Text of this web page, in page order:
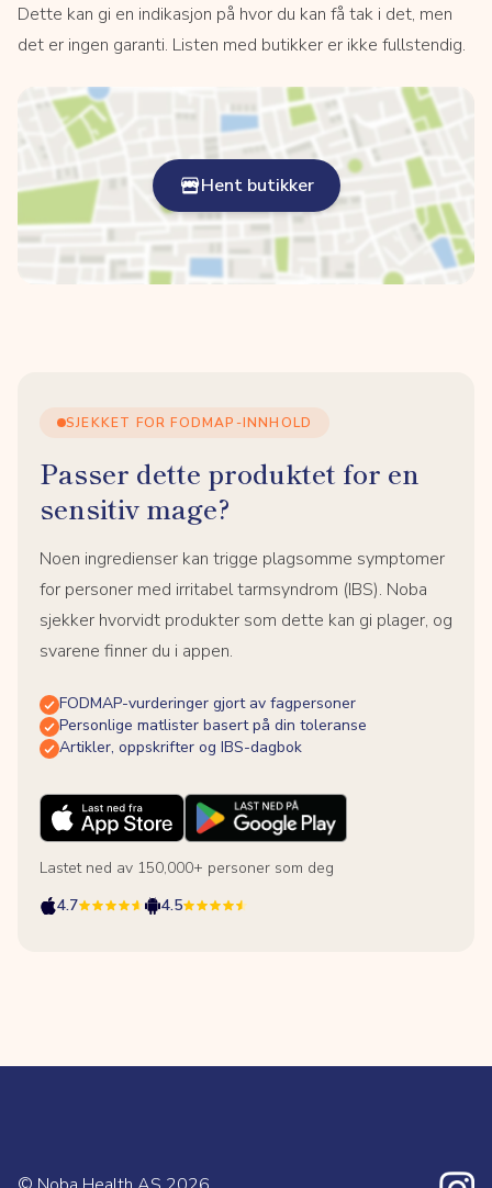
Dette kan gi en indikasjon på hvor du kan få tak i det, men
det er ingen garanti. Listen med butikker er ikke fullstendig.
Hent butikker
SJEKKET FOR FODMAP-INNHOLD
Passer dette produktet for en
sensitiv mage?
Noen ingredienser kan trigge plagsomme symptomer
for personer med irritabel tarmsyndrom (IBS). Noba
sjekker hvorvidt produkter som dette kan gi plager, og
svarene finner du i appen.
FODMAP-vurderinger gjort av fagpersoner
Personlige matlister basert på din toleranse
Artikler, oppskrifter og IBS-dagbok
Lastet ned av 150,000+ personer som deg
4.7
4.5